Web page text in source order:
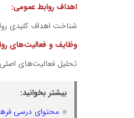
اهداف روابط عمومی:
شناخت اهداف کلیدی
وظایف و فعالیت‌های
تحلیل فعالیت‌های اصلی
بیشتر بخوانید:
محتوای درسی